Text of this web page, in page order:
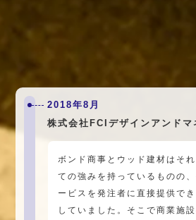
2018年8月
株式会社FCIデザインアンド
ボンド商事とウッド建材はそ
ての強みを持っているものの
ービスを発注者に直接提供で
していました。そこで商業施